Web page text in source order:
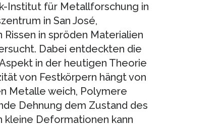
Institut für Metallforschung in
in San José,
Rissen in spröden Materialien
Dabei entdeckten die
in der heutigen Theorie
von Festkörpern hängt von
Metalle weich, Polymere
Dehnung dem Zustand des
kleine Deformationen kann